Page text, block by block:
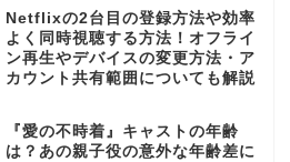
Netflixの2台目の登録方法や効率
よく同時視聴する方法！オフライ
ン再生やデバイスの変更方法・ア
カウント共有範囲についても解説
『愛の不時着』キャストの年齢
は？あの親子役の意外な年齢差に